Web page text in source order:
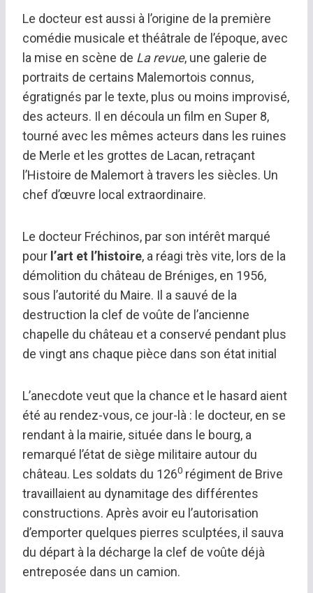
Le docteur est aussi à l’origine de la première
comédie musicale et théâtrale de l’époque, avec
la mise en scène de La revue, une galerie de
portraits de certains Malemortois connus,
égratignés par le texte, plus ou moins improvisé,
des acteurs. Il en découla un film en Super 8,
tourné avec les mêmes acteurs dans les ruines
de Merle et les grottes de Lacan, retraçant
l’Histoire de Malemort à travers les siècles. Un
chef d’œuvre local extraordinaire.
Le docteur Fréchinos, par son intérêt marqué
pour l’art et l’histoire, a réagi très vite, lors de la
démolition du château de Bréniges, en 1956,
sous l’autorité du Maire. Il a sauvé de la
destruction la clef de voûte de l’ancienne
chapelle du château et a conservé pendant plus
de vingt ans chaque pièce dans son état initial
L’anecdote veut que la chance et le hasard aient
été au rendez-vous, ce jour-là : le docteur, en se
rendant à la mairie, située dans le bourg, a
remarqué l’état de siège militaire autour du
château. Les soldats du 1260 régiment de Brive
travaillaient au dynamitage des différentes
constructions. Après avoir eu l’autorisation
d’emporter quelques pierres sculptées, il sauva
du départ à la décharge la clef de voûte déjà
entreposée dans un camion.